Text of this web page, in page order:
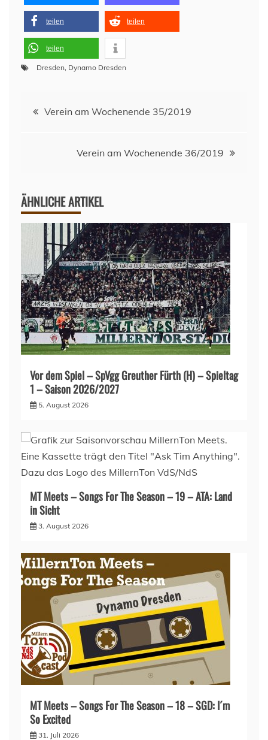
teilen teilen
teilen
Dresden, Dynamo Dresden
Beitragsnavigation
Verein am Wochenende 35/2019
Verein am Wochenende 36/2019
ÄHNLICHE ARTIKEL
Vor dem Spiel – SpVgg Greuther Fürth (H) – Spieltag
1 – Saison 2026/2027
5. August 2026
MT Meets – Songs For The Season – 19 – ATA: Land
in Sicht
3. August 2026
MT Meets – Songs For The Season – 18 – SGD: I´m
So Excited
31. Juli 2026